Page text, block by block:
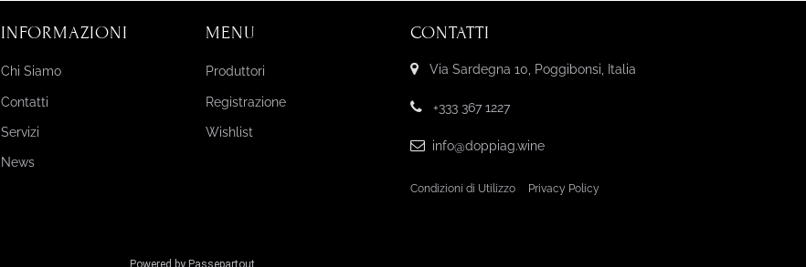
INFORMAZIONI
Chi Siamo
Contatti
Servizi
News
MENU
Produttori
Registrazione
Wishlist
CONTATTI
Via Sardegna 10, Poggibonsi, Italia
+333 367 1227
info@doppiag.wine
Condizioni di Utilizzo Privacy Policy